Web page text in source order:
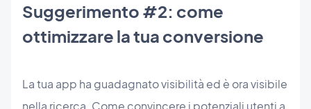
Suggerimento #2: come
ottimizzare la tua conversione
La tua app ha guadagnato visibilità ed è ora visibile